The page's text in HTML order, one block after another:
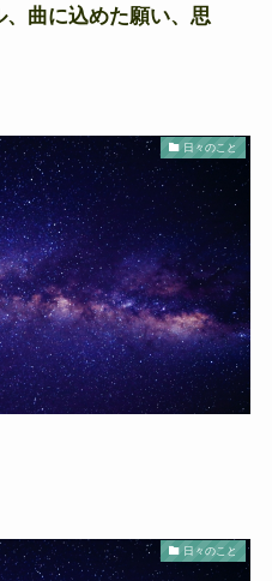
曲に込めた願い、思
日々のこと
日々のこと